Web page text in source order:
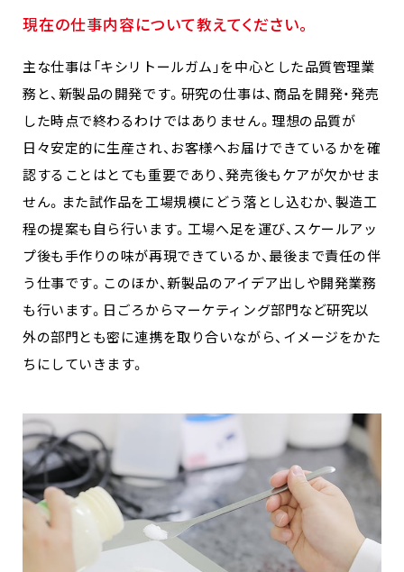
現在の仕事内容について教えてください。
主な仕事は「キシリトールガム」を中心とした品質管理業
務と、新製品の開発です。研究の仕事は、商品を開発・発売
した時点で終わるわけではありません。理想の品質が
日々安定的に生産され、お客様へお届けできているかを確
認することはとても重要であり、発売後もケアが欠かせま
せん。また試作品を工場規模にどう落とし込むか、製造工
程の提案も自ら行います。工場へ足を運び、スケールアッ
プ後も手作りの味が再現できているか、最後まで責任の伴
う仕事です。このほか、新製品のアイデア出しや開発業務
も行います。日ごろからマーケティング部門など研究以
外の部門とも密に連携を取り合いながら、イメージをかた
ちにしていきます。